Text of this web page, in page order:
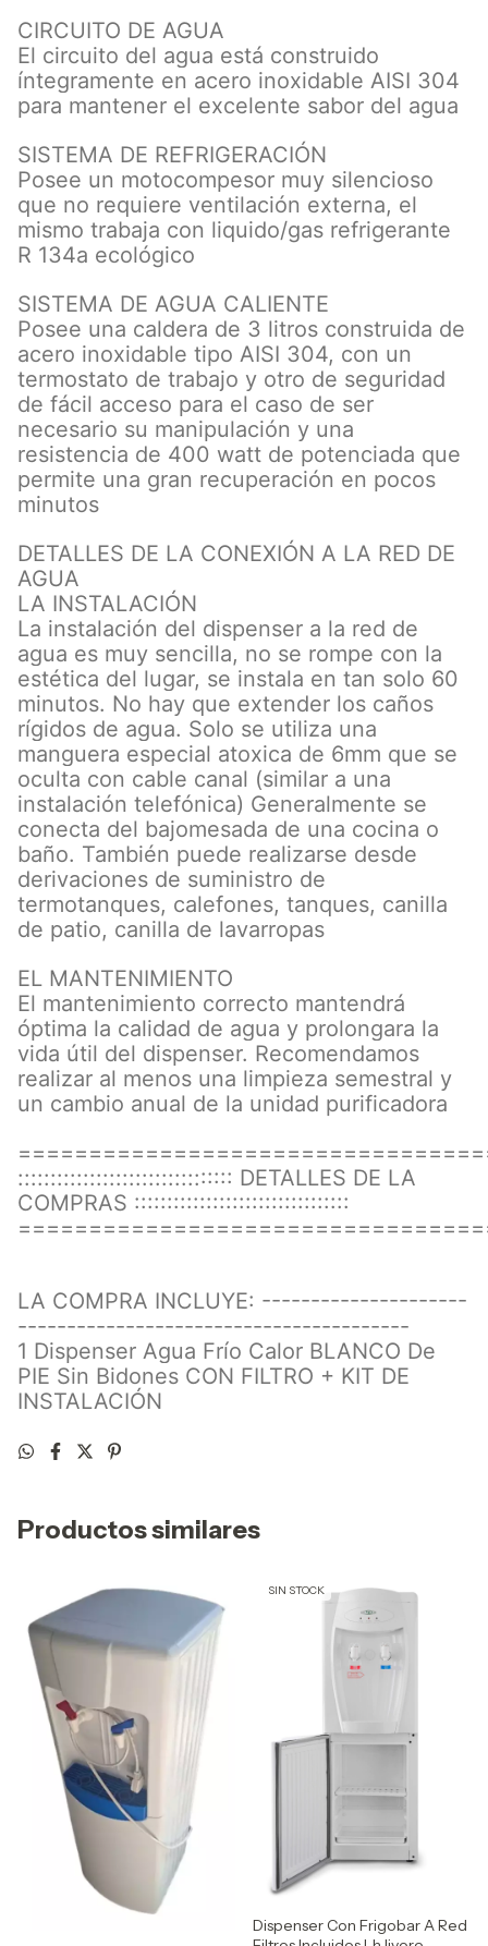
CIRCUITO DE AGUA
El circuito del agua está construido
íntegramente en acero inoxidable AISI 304
para mantener el excelente sabor del agua
SISTEMA DE REFRIGERACIÓN
Posee un motocompesor muy silencioso
que no requiere ventilación externa, el
mismo trabaja con liquido/gas refrigerante
R 134a ecológico
SISTEMA DE AGUA CALIENTE
Posee una caldera de 3 litros construida de
acero inoxidable tipo AISI 304, con un
termostato de trabajo y otro de seguridad
de fácil acceso para el caso de ser
necesario su manipulación y una
resistencia de 400 watt de potenciada que
permite una gran recuperación en pocos
minutos
DETALLES DE LA CONEXIÓN A LA RED DE
AGUA
LA INSTALACIÓN
La instalación del dispenser a la red de
agua es muy sencilla, no se rompe con la
estética del lugar, se instala en tan solo 60
minutos. No hay que extender los caños
rígidos de agua. Solo se utiliza una
manguera especial atoxica de 6mm que se
oculta con cable canal (similar a una
instalación telefónica) Generalmente se
conecta del bajomesada de una cocina o
baño. También puede realizarse desde
derivaciones de suministro de
termotanques, calefones, tanques, canilla
de patio, canilla de lavarropas
EL MANTENIMIENTO
El mantenimiento correcto mantendrá
óptima la calidad de agua y prolongara la
vida útil del dispenser. Recomendamos
realizar al menos una limpieza semestral y
un cambio anual de la unidad purificadora
::::::::::::::::::::::::::::::::: DETALLES DE LA
COMPRAS :::::::::::::::::::::::::::::::::
LA COMPRA INCLUYE: ---------------------
----------------------------------------
1 Dispenser Agua Frío Calor BLANCO De
PIE Sin Bidones CON FILTRO + KIT DE
INSTALACIÓN
Productos similares
SIN STOCK
Dispenser Con Frigobar A Red